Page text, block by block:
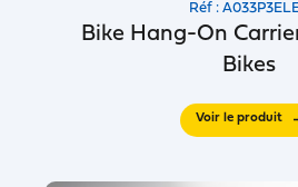
Réf :
Bike Hang-On
Bikes
Voir le produit